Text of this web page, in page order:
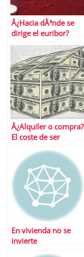
Â¿Hacia dÃ³nde se
dirige el euribor?
Â¿Alquiler o compra?
El coste de ser
En vivienda no se
invierte